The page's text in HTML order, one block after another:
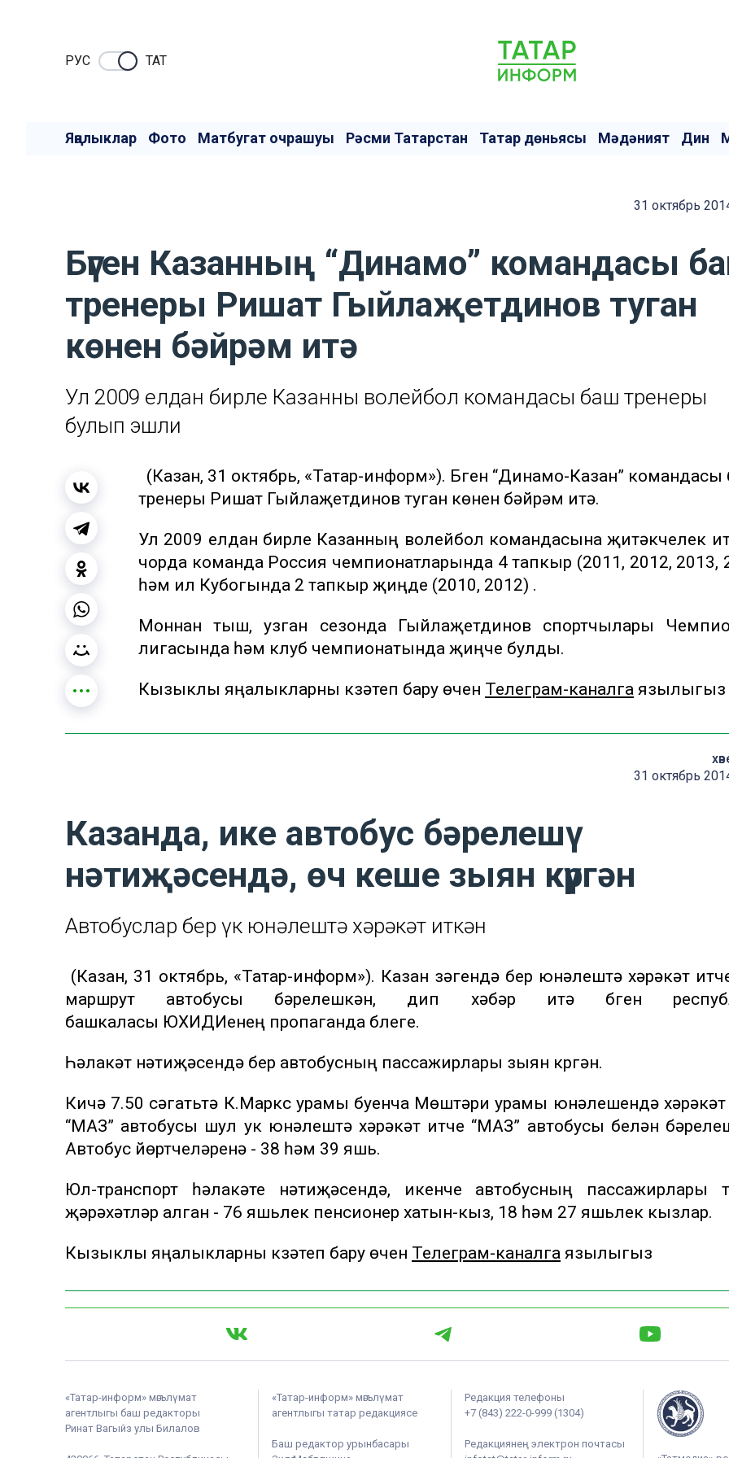
РУC ТАТ
Яңалыклар Фото Матбугат очрашуы Рәсми Татарстан Татар дөньясы Мәдәният Дин
31 октябрь
Бүген Казанның “Динамо” командасы
тренеры Ришат Гыйлаҗетдинов туган
көнен бәйрәм итә
Ул 2009 елдан бирле Казанның волейбол командасы баш тренеры
булып эшли
(Казан, 31 октябрь, «Татар-информ»). Бүген “Динамо-Казан”
тренеры Ришат Гыйлаҗетдинов туган көнен бәйрәм итә.
Ул 2009 елдан бирле Казанның волейбол командасына җитәкчелек
чорда команда Россия чемпионатларында 4 тапкыр (2011, 2012, 2013,
һәм ил Кубогында 2 тапкыр җиңде (2010, 2012) .
Моннан тыш, узган сезонда Гыйлаҗетдинов спортчылары
лигасында һәм клуб чемпионатында җиңүче булды.
Кызыклы яңалыкларны күзәтеп бару өчен Телеграм-каналга язылыгыз
31 октябрь
Казанда, ике автобус бәрелешү
нәтиҗәсендә, өч кеше зыян күргән
Автобуслар бер үк юнәлештә хәрәкәт иткән
(Казан, 31 октябрь, «Татар-информ»). Казан үзәгендә бер юнәлештә хәрәкәт
маршрут автобусы бәрелешкән, дип хәбәр итә бүген
башкаласы ЮХИДИенең пропаганда бүлеге.
Һәлакәт нәтиҗәсендә бер автобусның пассажирлары зыян күргән.
Кичә 7.50 сәгатьтә К.Маркс урамы буенча Мөштәри урамы юнәлешендә хәрәкәт
“МАЗ” автобусы шул ук юнәлештә хәрәкәт итүче “МАЗ” автобусы белән
Автобус йөртүчеләренә - 38 һәм 39 яшь.
Юл-транспорт һәлакәте нәтиҗәсендә, икенче автобусның пассажирлары
җәрәхәтләр алган - 76 яшьлек пенсионер хатын-кыз, 18 һәм 27 яшьлек кызлар.
Кызыклы яңалыкларны күзәтеп бару өчен Телеграм-каналга язылыгыз
«Татар-информ» мәгълүмат
агентлыгы баш редакторы
Ринат Вагыйз улы Билалов
«Татар-информ» мәгълүмат
агентлыгы татар редакциясе
Баш редактор урынбасары
Редакция телефоны
+7 (843) 222-0-999 (1304)
Редакциянең электрон почтасы